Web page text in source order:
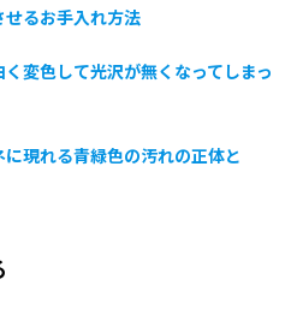
るお手入れ方法
く変色して光沢が無くなってしまっ
に現れる青緑色の汚れの正体と